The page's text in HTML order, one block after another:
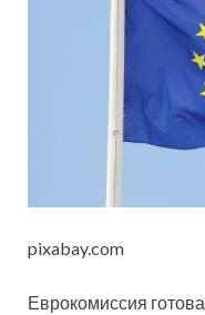
pixabay.com
Еврокомиссия